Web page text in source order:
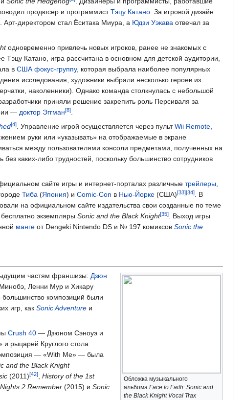
продюсер и программистТэцу Катано . За игровой дизайн
директором стал Ёситака Миура, а Юдзи Уэкава отвечал за
одновременно привлечь новых игроков, ранее не знакомых с
Тэцу Катано, игра рассчитана в основном для детской аудитории,
в США фокус-группу, которая выбрала наиболее популярных
исследования, художники выбрали несколько героев из
наколенники). Однако команда столкнулась с небольшой
приняли решение закрепить роль Персиваля за
— доктор Эггман
. Управление игрой осуществляется через пультWii Remote
руки или «указывать» на отображаемые в экране
между пользователями консоли предметами, полученных на
каких-либо трудностей, поскольку большинство сотрудников
сайте игры и интернет-порталах различные трейлеры
Тиба (Япония) и Comic-Con в Нью-Йорке (США)
. В
на официальном сайте издательства свои созданные по теме
экземпляры Sonic and the Black Knight
. Выход игры
манге от Dengeki Nintendo DS и № 197 комиксов Sonic the
Обложка музыкального
альбома Face to Faith: Sonic and
the Black Knight Vocal Trax
частям франшизы: Дзюн
Ленни Мур и Хикару
большинство композиций были
игр, как Sonic Adventure и
Crush 40 — Дзюном Сэноуэ и
рыцарей Круглого стола
— «With Me» — была
and the Black Knight
(2011)
History of the 1st
2 Remember (2015) и Sonic